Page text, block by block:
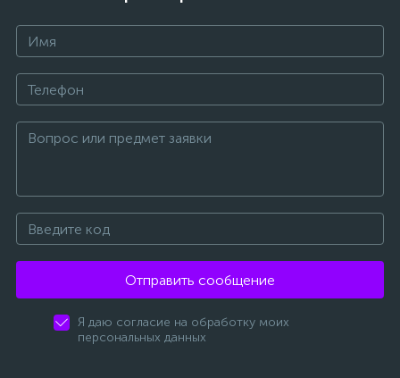
Отправить сообщение
Я даю согласие на обработку моих
персональных данных